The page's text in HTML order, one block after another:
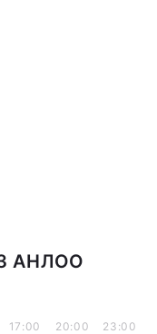
АНЛОО
17:00 20:00 23:00